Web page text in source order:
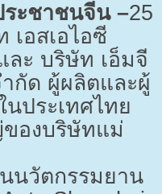
ะชาชนจีน –25
เอสเอไอซี
ละ บริษัท เอ็มจี
กัด ผู้ผลิตและผู้
ประเทศไทย
องบริษัทแม่
นวัตกรรมยาน